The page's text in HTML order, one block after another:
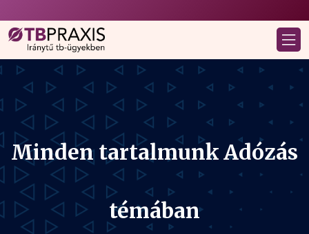
Minden tartalmunk Adózás
témában